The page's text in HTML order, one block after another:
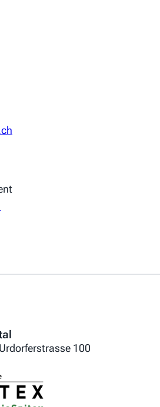
Urdorferstrasse 100